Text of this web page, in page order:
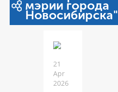
мэрии города
Новосибирска"
21
Apr
2026